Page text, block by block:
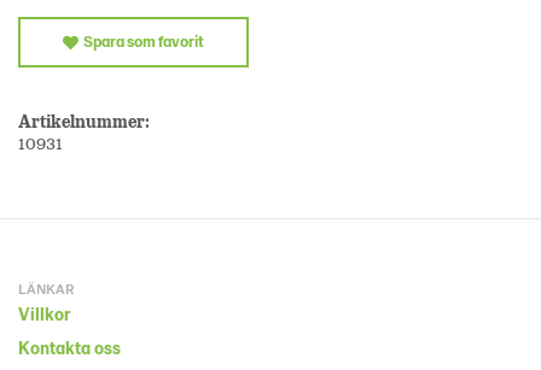
Spara som favorit
Artikelnummer:
10931
LÄNKAR
Villkor
Kontakta oss